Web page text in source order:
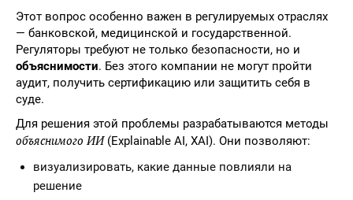
Этот вопрос особенно важен в регулируемых отраслях
— банковской, медицинской и государственной.
Регуляторы требуют не только безопасности, но и
объяснимости. Без этого компании не могут пройти
аудит, получить сертификацию или защитить себя в
суде.
Для решения этой проблемы разрабатываются методы
объяснимого ИИ(Explainable AI, XAI). Они позволяют:
визуализировать, какие данные повлияли на
решение